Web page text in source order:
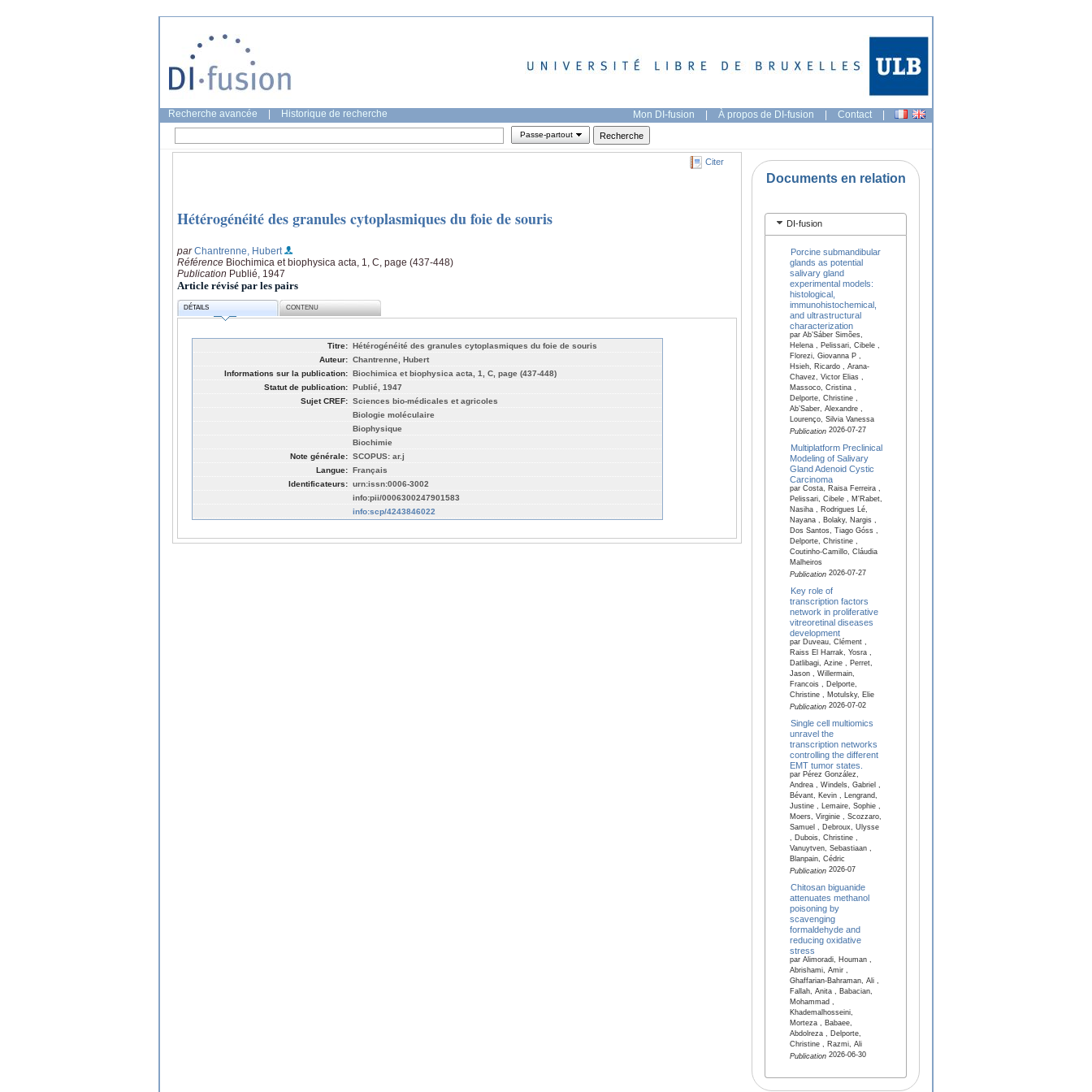
Recherche avancée Historique de recherche Mon DI-fusion | À propos de DI-fusion | Contact |
Passe-partout
Citer
Hétérogénéité des granules cytoplasmiques du foie de souris
parChantrenne, Hubert
Référence Biochimica et biophysica acta, 1, C, page (437-448)
Publication Publié, 1947
Article révisé par les pairs
DÉTAILS CONTENU
Titre: Hétérogénéité des granules cytoplasmiques du foie de souris
Auteur: Chantrenne, Hubert
Informations sur la publication: Biochimica et biophysica acta, 1, C, page (437-448)
Statut de publication: Publié, 1947
Sujet CREF: Sciences bio-médicales et agricoles
Biologie moléculaire
Biophysique
Biochimie
Note générale: SCOPUS: ar.j
Langue: Français
Identificateurs: urn:issn:0006-3002
info:pii/0006300247901583
info:scp/4243846022
Documents en relation
DI-fusion
Porcine submandibular
glands as potential
salivary gland
experimental models:
histological,
immunohistochemical,
and ultrastructural
characterization
par Ab’Sáber Simões,
Helena , Pelissari, Cibele ,
Florezi, Giovanna P ,
Hsieh, Ricardo , Arana-
Chavez, Victor Elias ,
Massoco, Cristina ,
Delporte, Christine ,
Ab’Saber, Alexandre ,
Lourenço, Silvia Vanessa
Publication2026-07-27
Multiplatform Preclinical
Modeling of Salivary
Gland Adenoid Cystic
Carcinoma
par Costa, Raisa Ferreira ,
Pelissari, Cibele , M'Rabet,
Nasiha , Rodrigues Lé,
Nayana , Bolaky, Nargis ,
Dos Santos, Tiago Góss ,
Delporte, Christine ,
Coutinho-Camillo, Cláudia
Malheiros
Publication2026-07-27
Key role of
transcription factors
network in proliferative
vitreoretinal diseases
development
par Duveau, Clément ,
Raiss El Harrak, Yosra ,
Datlibagi, Azine , Perret,
Jason , Willermain,
Francois , Delporte,
Christine , Motulsky, Elie
Publication2026-07-02
Single cell multiomics
unravel the
transcription networks
controlling the different
EMT tumor states.
par Pérez González,
Andrea , Windels, Gabriel ,
Bévant, Kevin , Lengrand,
Justine , Lemaire, Sophie ,
Moers, Virginie , Scozzaro,
Samuel , Debroux, Ulysse
, Dubois, Christine ,
Vanuytven, Sebastiaan ,
Blanpain, Cédric
Publication2026-07
Chitosan biguanide
attenuates methanol
poisoning by
scavenging
formaldehyde and
reducing oxidative
stress
par Alimoradi, Houman ,
Abrishami, Amir ,
Ghaffarian-Bahraman, Ali ,
Fallah, Anita , Babacian,
Mohammad ,
Khademalhosseini,
Morteza , Babaee,
Abdolreza , Delporte,
Christine , Razmi, Ali
Publication2026-06-30